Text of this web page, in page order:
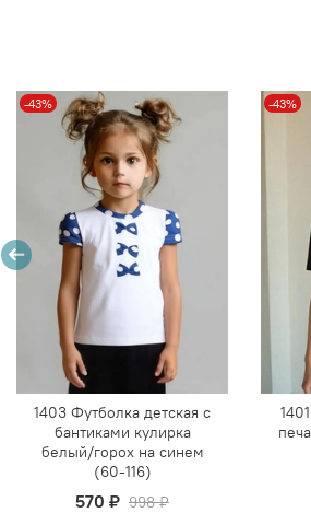
-43%
1403 Футболка детская с
бантиками кулирка
белый/горох на синем
(60-116)
570 ₽ 998 ₽
-43%